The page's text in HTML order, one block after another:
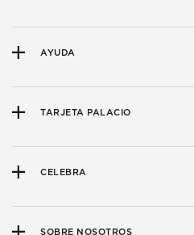
AYUDA
TARJETA PALACIO
CELEBRA
SOBRE NOSOTROS